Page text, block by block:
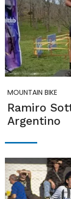
MOUNTAIN BIKE
Ramiro
Argentino